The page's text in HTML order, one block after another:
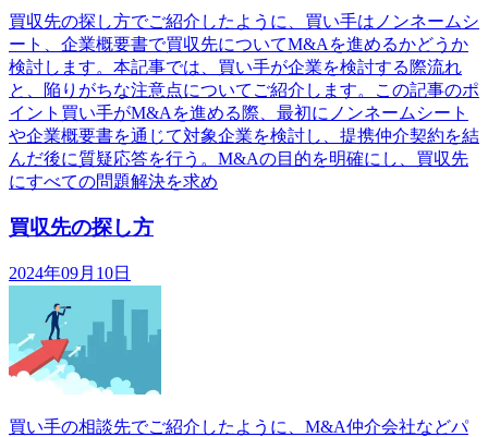
買収先の探し方でご紹介したように、買い手はノンネームシ
ート、企業概要書で買収先についてM&Aを進めるかどうか
検討します。本記事では、買い手が企業を検討する際流れ
と、陥りがちな注意点についてご紹介します。この記事のポ
イント買い手がM&Aを進める際、最初にノンネームシート
や企業概要書を通じて対象企業を検討し、提携仲介契約を結
んだ後に質疑応答を行う。M&Aの目的を明確にし、買収先
にすべての問題解決を求め
買収先の探し方
2024年09月10日
買い手の相談先でご紹介したように、M&A仲介会社などパ